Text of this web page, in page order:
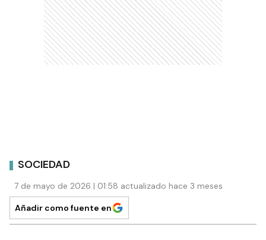
SOCIEDAD
7 de mayo de 2026 | 01:58 actualizado hace 3 meses
Añadir como fuente en